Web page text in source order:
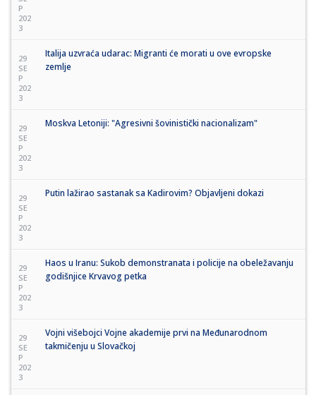
P
202
3
29
SE
P
202
3
Italija uzvraća udarac: Migranti će morati u ove evropske
zemlje
29
SE
P
202
3
Moskva Letoniji: "Agresivni šovinistički nacionalizam"
29
SE
P
202
3
Putin lažirao sastanak sa Kadirovim? Objavljeni dokazi
29
SE
P
202
3
Haos u Iranu: Sukob demonstranata i policije na obeležavanju
godišnjice Krvavog petka
29
SE
P
202
3
Vojni višebojci Vojne akademije prvi na Međunarodnom
takmičenju u Slovačkoj